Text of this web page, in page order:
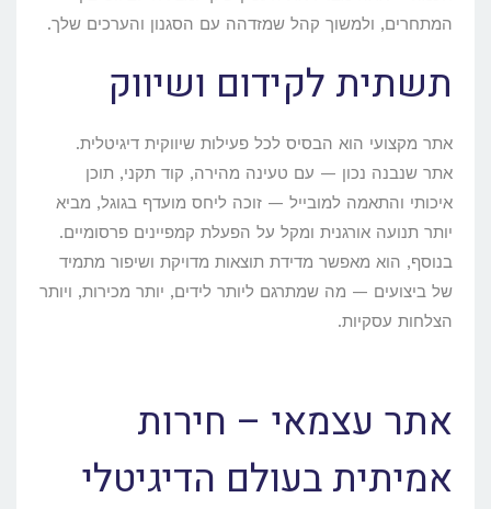
המתחרים, ולמשוך קהל שמזדהה עם הסגנון והערכים שלך.
תשתית לקידום ושיווק
אתר מקצועי הוא הבסיס לכל פעילות שיווקית דיגיטלית.
אתר שנבנה נכון — עם טעינה מהירה, קוד תקני, תוכן
איכותי והתאמה למובייל — זוכה ליחס מועדף בגוגל, מביא
יותר תנועה אורגנית ומקל על הפעלת קמפיינים פרסומיים.
בנוסף, הוא מאפשר מדידת תוצאות מדויקת ושיפור מתמיד
של ביצועים — מה שמתרגם ליותר לידים, יותר מכירות, ויותר
הצלחות עסקיות.
אתר עצמאי – חירות
אמיתית בעולם הדיגיטלי